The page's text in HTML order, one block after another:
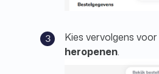
Kies vervolgens voor
heropenen.